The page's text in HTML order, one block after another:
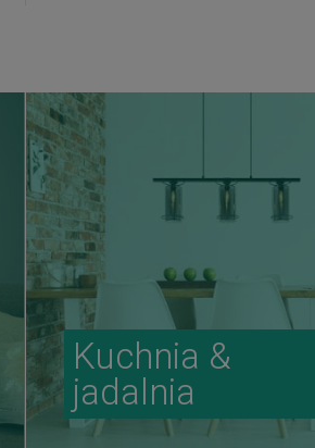
Kuchnia &
jadalnia